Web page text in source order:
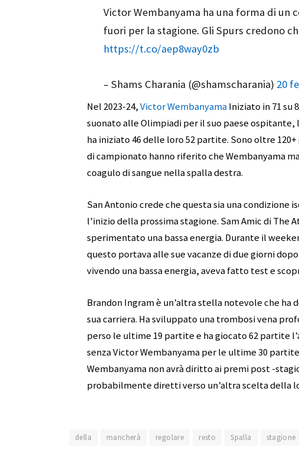
Victor Wembanyama ha una forma di un
fuori per la stagione. Gli Spurs credono
https://t.co/aep8way0zb
– Shams Charania (@shamscharania) 20
Nel 2023-24,Victor WembanyamaIniziato in 71 su
suonato alle Olimpiadi per il suo paese ospitante,
ha iniziato 46 delle loro 52 partite. Sono oltre
di campionato hanno riferito che Wembanyama
coagulo di sangue nella spalla destra.
San Antonio crede che questa sia una condizione
l’inizio della prossima stagione. Sam Amic di The
sperimentato una bassa energia. Durante il
questo portava alle sue vacanze di due giorni
vivendo una bassa energia, aveva fatto test e
Brandon Ingram è un’altra stella notevole che
sua carriera. Ha sviluppato una trombosi vena
perso le ultime 19 partite e ha giocato 62 partite
senza Victor Wembanyama per le ultime 30
Wembanyama non avrà diritto ai premi post -
probabilmente diretti verso un’altra scelta della
della mancherà regolare resto Spalla stagione